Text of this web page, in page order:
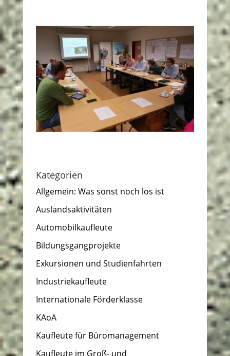
Kategorien
Allgemein: Was sonst noch los ist
Auslandsaktivitäten
Automobilkaufleute
Bildungsgangprojekte
Exkursionen und Studienfahrten
Industriekaufleute
Internationale Förderklasse
KAoA
Kaufleute für Büromanagement
Kaufleute im Groß- und